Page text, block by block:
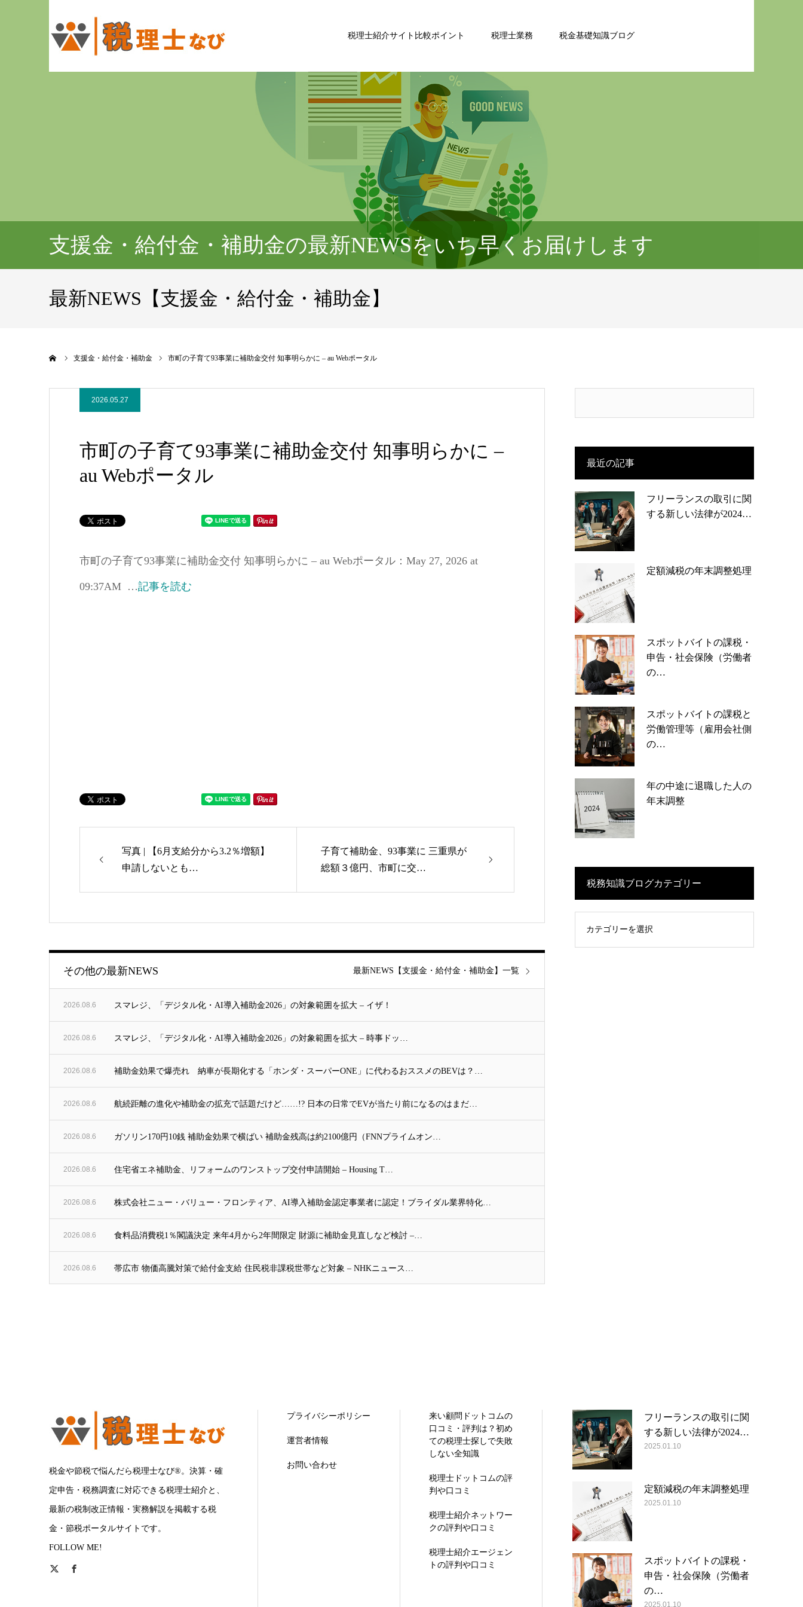
税理士紹介サイト比較ポイント 税理士業務 税金基礎知識ブログ
支援金・給付金・補助金の最新NEWSをいち早くお届けします
最新NEWS【支援金・給付金・補助金】
支援金・給付金・補助金 市町の子育て93事業に補助金交付 知事明らかに – au Webポータル
2026.05.27
市町の子育て93事業に補助金交付 知事明らかに –
au Webポータル
市町の子育て93事業に補助金交付 知事明らかに – au Webポータル：May 27, 2026 at
09:37AM …記事を読む
写真 | 【6月支給分から3.2％増額】
申請しないとも…
子育て補助金、93事業に 三重県が
総額３億円、市町に交…
その他の最新NEWS
2026.08.6 スマレジ、「デジタル化・AI導入補助金2026」の対象範囲を拡大 – イザ！
2026.08.6 スマレジ、「デジタル化・AI導入補助金2026」の対象範囲を拡大 – 時事ドッ…
2026.08.6 補助金効果で爆売れ 納車が長期化する「ホンダ・スーパーONE」に代わるおススメのBEVは？…
2026.08.6 航続距離の進化や補助金の拡充で話題だけど……!? 日本の日常でEVが当たり前になるのはまだ…
2026.08.6 ガソリン170円10銭 補助金効果で横ばい 補助金残高は約2100億円（FNNプライムオン…
2026.08.6 住宅省エネ補助金、リフォームのワンストップ交付申請開始 – Housing T…
2026.08.6 株式会社ニュー・バリュー・フロンティア、AI導入補助金認定事業者に認定！ブライダル業界特化…
2026.08.6 食料品消費税1％閣議決定 来年4月から2年間限定 財源に補助金見直しなど検討 –…
2026.08.6 帯広市 物価高騰対策で給付金支給 住民税非課税世帯など対象 – NHKニュース…
最新NEWS【支援金・給付金・補助金】一覧
最近の記事
フリーランスの取引に関
する新しい法律が2024…
定額減税の年末調整処理
スポットバイトの課税・
申告・社会保険（労働者
の…
スポットバイトの課税と
労働管理等（雇用会社側
の…
年の中途に退職した人の
年末調整
税務知識ブログカテゴリー
税金や節税で悩んだら税理士なび®。決算・確
定申告・税務調査に対応できる税理士紹介と、
最新の税制改正情報・実務解説を掲載する税
金・節税ポータルサイトです。
FOLLOW ME!
プライバシーポリシー
運営者情報
お問い合わせ
来い顧問ドットコムの
口コミ・評判は？初め
ての税理士探しで失敗
しない全知識
税理士ドットコムの評
判や口コミ
税理士紹介ネットワー
クの評判や口コミ
税理士紹介エージェン
トの評判や口コミ
フリーランスの取引に関
する新しい法律が2024…
2025.01.10
定額減税の年末調整処理
2025.01.10
スポットバイトの課税・
申告・社会保険（労働者
の…
2025.01.10